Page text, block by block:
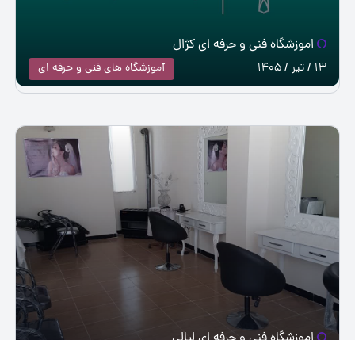
اموزشگاه فنی و حرفه ای کژال
آموزشگاه های فنی و حرفه ای 13 / تیر / 1405